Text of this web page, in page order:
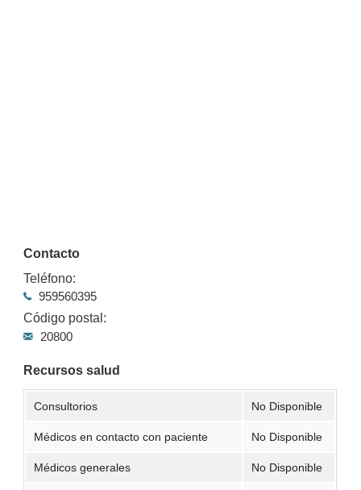
Contacto
Teléfono:
959560395
Código postal:
20800
Recursos salud
Consultorios No Disponible
Médicos en contacto con paciente No Disponible
Médicos generales No Disponible